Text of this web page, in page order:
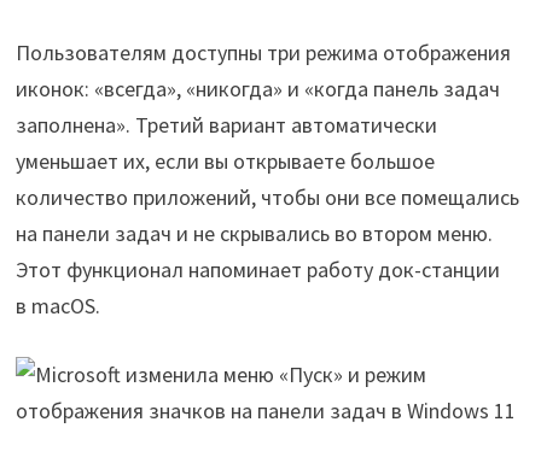
Пользователям доступны три режима отображения
иконок: «всегда», «никогда» и «когда панель задач
заполнена». Третий вариант автоматически
уменьшает их, если вы открываете большое
количество приложений, чтобы они все помещались
на панели задач и не скрывались во втором меню.
Этот функционал напоминает работу док-станции
в macOS.